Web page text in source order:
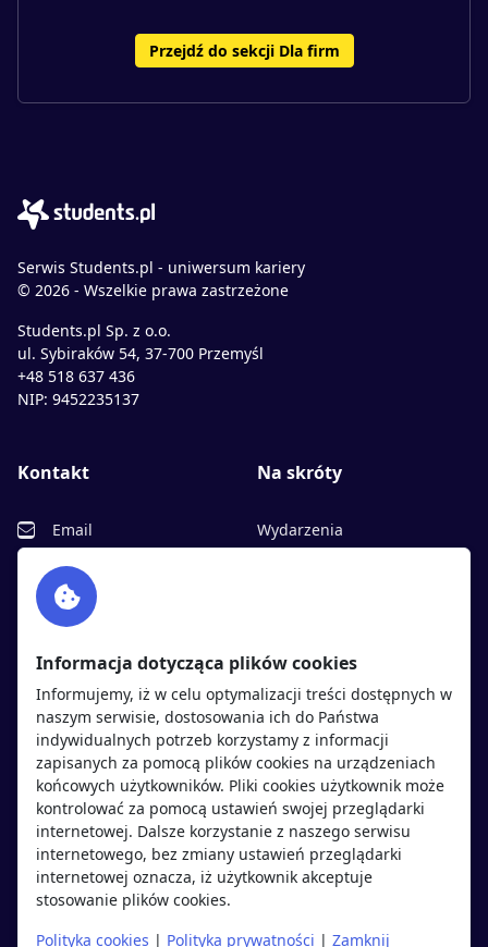
Przejdź do sekcji Dla firm
Serwis Students.pl - uniwersum kariery
© 2026 - Wszelkie prawa zastrzeżone
Students.pl Sp. z o.o.
ul. Sybiraków 54, 37-700 Przemyśl
+48 518 637 436
NIP: 9452235137
Kontakt
Email
Facebook
Twitter
Na skróty
Wydarzenia
Polityka cookies
Polityka prywatności
Kandydaci
Regulamin kandydata
Oferty pracy
Pracodawcy
Opinie o pracodawcach
Pracodawcy
Regulamin pracodawcy
Dodaj ogłoszenie
Informacja dotycząca plików cookies
Informujemy, iż w celu optymalizacji treści dostępnych w
naszym serwisie, dostosowania ich do Państwa
indywidualnych potrzeb korzystamy z informacji
zapisanych za pomocą plików cookies na urządzeniach
końcowych użytkowników. Pliki cookies użytkownik może
kontrolować za pomocą ustawień swojej przeglądarki
internetowej. Dalsze korzystanie z naszego serwisu
internetowego, bez zmiany ustawień przeglądarki
internetowej oznacza, iż użytkownik akceptuje
stosowanie plików cookies.
Polityka cookies | Polityka prywatności | Zamknij